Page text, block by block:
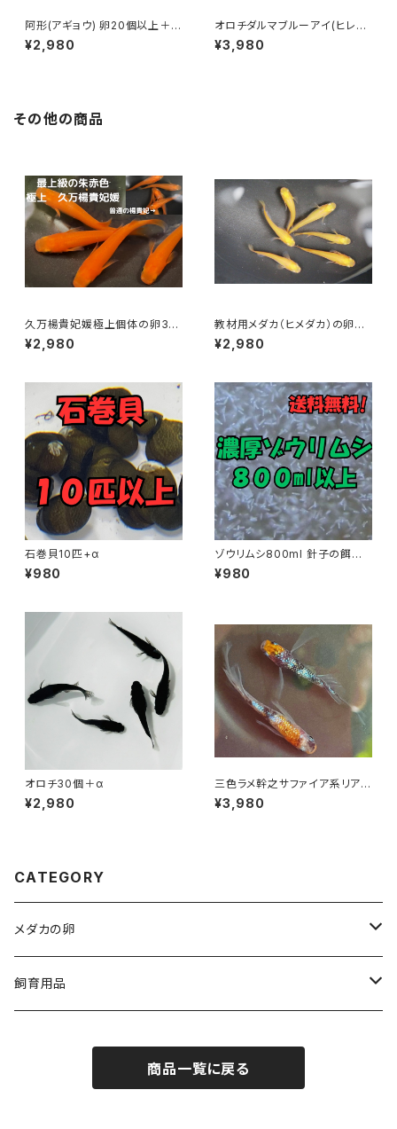
阿形(アギョウ) 卵20個以上＋α
【極上種親使用】
¥2,980
オロチダルマブルーアイ(ヒレ長
血統) 卵20個以上
¥3,980
その他の商品
久万楊貴妃媛極上個体の卵30
個＋α
¥2,980
教材用メダカ（ヒメダカ）の卵
30個＋α【理科の実験用】
¥2,980
石巻貝10匹+α
¥980
ゾウリムシ800ml 針子の餌に
最適
¥980
オロチ30個＋α
¥2,980
三色ラメ幹之サファイア系リアル
ロングフィン 卵20個以上
¥3,980
CATEGORY
メダカの卵
人気品種
飼育用品
medaka-goods
商品一覧に戻る